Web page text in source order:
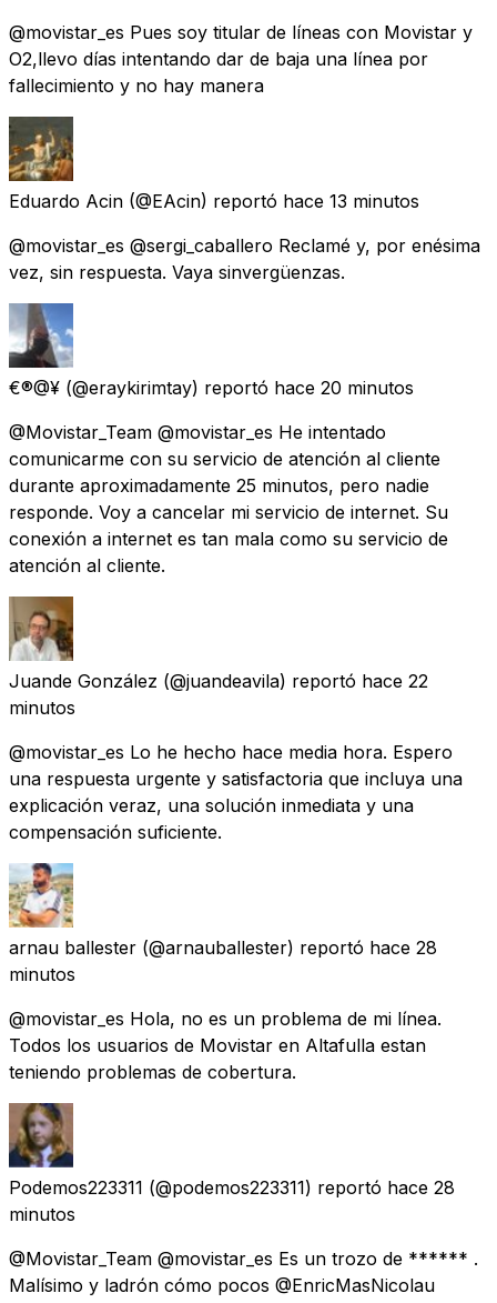
@movistar_es Pues soy titular de líneas con Movistar y
O2,llevo días intentando dar de baja una línea por
fallecimiento y no hay manera
Eduardo Acin (@EAcin) reportó hace 13 minutos
@movistar_es @sergi_caballero Reclamé y, por enésima
vez, sin respuesta. Vaya sinvergüenzas.
€®@¥ (@eraykirimtay) reportó hace 20 minutos
@Movistar_Team @movistar_es He intentado
comunicarme con su servicio de atención al cliente
durante aproximadamente 25 minutos, pero nadie
responde. Voy a cancelar mi servicio de internet. Su
conexión a internet es tan mala como su servicio de
atención al cliente.
Juande González (@juandeavila) reportó hace 22
minutos
@movistar_es Lo he hecho hace media hora. Espero
una respuesta urgente y satisfactoria que incluya una
explicación veraz, una solución inmediata y una
compensación suficiente.
arnau ballester (@arnauballester) reportó hace 28
minutos
@movistar_es Hola, no es un problema de mi línea.
Todos los usuarios de Movistar en Altafulla estan
teniendo problemas de cobertura.
Podemos223311 (@podemos223311) reportó hace 28
minutos
@Movistar_Team @movistar_es Es un trozo de ****** .
Malísimo y ladrón cómo pocos @EnricMasNicolau